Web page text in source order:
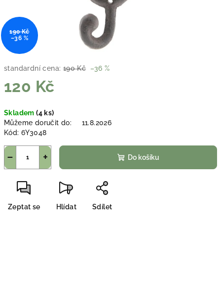
standardní cena: 190 Kč –36 %
120 Kč
cena:
Skladem(4 ks)
Můžeme doručit do:
11.8.2026
Kód: 6Y3048
+
− Do košíku
Zeptat se Hlídat Sdílet
190 Kč
–36 %